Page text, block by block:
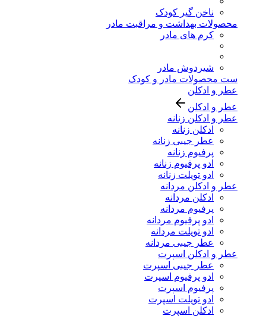
ناخن گیر کودک
محصولات بهداشت و مراقبت مادر
کرم های مادر
شیردوش مادر
ست محصولات مادر و کودک
عطر و ادکلن
عطر و ادکلن
عطر و ادکلن زنانه
ادکلن زنانه
عطر جیبی زنانه
پرفیوم زنانه
ادو پرفیوم زنانه
ادو تویلت زنانه
عطر و ادکلن مردانه
ادکلن مردانه
پرفیوم مردانه
ادو پرفیوم مردانه
ادو تویلت مردانه
عطر جیبی مردانه
عطر و ادکلن اسپرت
عطر جیبی اسپرت
ادو پرفیوم اسپرت
پرفیوم اسپرت
ادو تویلت اسپرت
ادکلن اسپرت